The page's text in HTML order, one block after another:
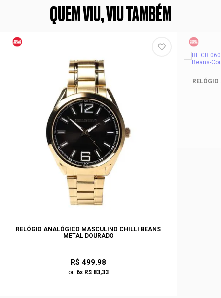
QUEM VIU, VIU TAMBÉM
RELÓGIO ANALÓGICO MASCULINO CHILLI BEANS
METAL DOURADO
R$ 499,98
ou 6x R$ 83,33